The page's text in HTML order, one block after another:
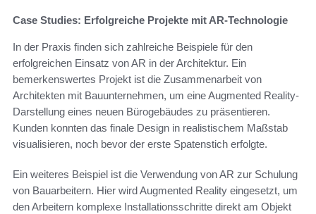
Case Studies: Erfolgreiche Projekte mit AR-Technologie
In der Praxis finden sich zahlreiche Beispiele für den
erfolgreichen Einsatz von AR in der Architektur. Ein
bemerkenswertes Projekt ist die Zusammenarbeit von
Architekten mit Bauunternehmen, um eine Augmented Reality-
Darstellung eines neuen Bürogebäudes zu präsentieren.
Kunden konnten das finale Design in realistischem Maßstab
visualisieren, noch bevor der erste Spatenstich erfolgte.
Ein weiteres Beispiel ist die Verwendung von AR zur Schulung
von Bauarbeitern. Hier wird Augmented Reality eingesetzt, um
den Arbeitern komplexe Installationsschritte direkt am Objekt